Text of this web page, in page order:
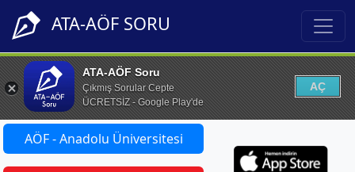
ATA-AÖF SORU
ATA-AÖF Soru
Çıkmış Sorular Cepte
ÜCRETSİZ - Google Play'de
AÇ
AÖF - Anadolu Üniversitesi